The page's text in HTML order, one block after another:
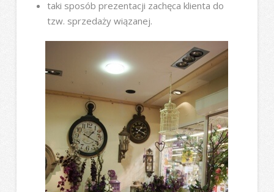
taki sposób prezentacji zachęca klienta do
tzw. sprzedaży wiązanej.